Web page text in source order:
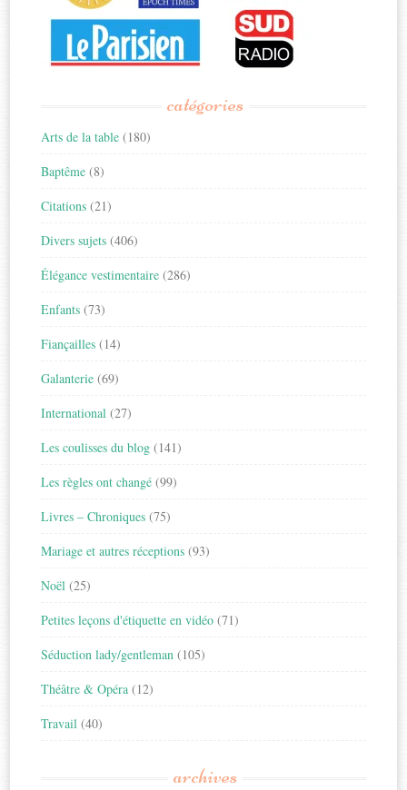
catégories
Arts de la table (180)
Baptême (8)
Citations (21)
Divers sujets (406)
Élégance vestimentaire (286)
Enfants (73)
Fiançailles (14)
Galanterie (69)
International (27)
Les coulisses du blog (141)
Les règles ont changé (99)
Livres – Chroniques (75)
Mariage et autres réceptions (93)
Noël (25)
Petites leçons d'étiquette en vidéo (71)
Séduction lady/gentleman (105)
Théâtre & Opéra (12)
Travail (40)
archives